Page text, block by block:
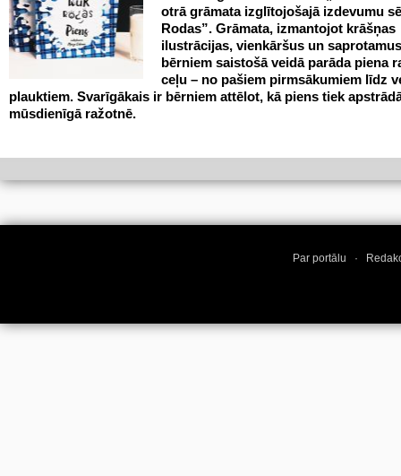
otrā grāmata izglītojošajā izdevumu
Rodas”. Grāmata, izmantojot krāšņas
ilustrācijas, vienkāršus un
bērniem saistošā veidā parāda piena
ceļu – no pašiem pirmsākumiem līdz
plauktiem. Svarīgākais ir bērniem attēlot, kā piens tiek
mūsdienīgā ražotnē.
Par portālu ·